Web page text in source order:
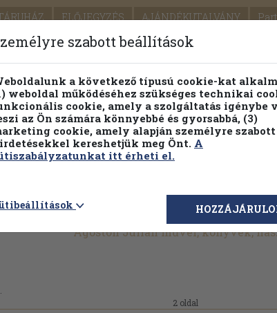
ELŐJEGYZÉS AJÁNDÉKUTALVÁNY
PILLANATNYI ÁRAINK ÖRÖK
Részletes kereső Témaköri fa
Ágoston Julián művei, könyvek,
2 oldal
szabott beállítások
a következő típusú cookie-kat
weboldal működéséhez szükséges technikai
cookie, amely a szolgáltatás igénybe
az Ön számára könnyebbé és gyorsabbá, (3)
cookie, amely alapján személyre szabott
kereshetjük meg Önt. A
itt érheti el.